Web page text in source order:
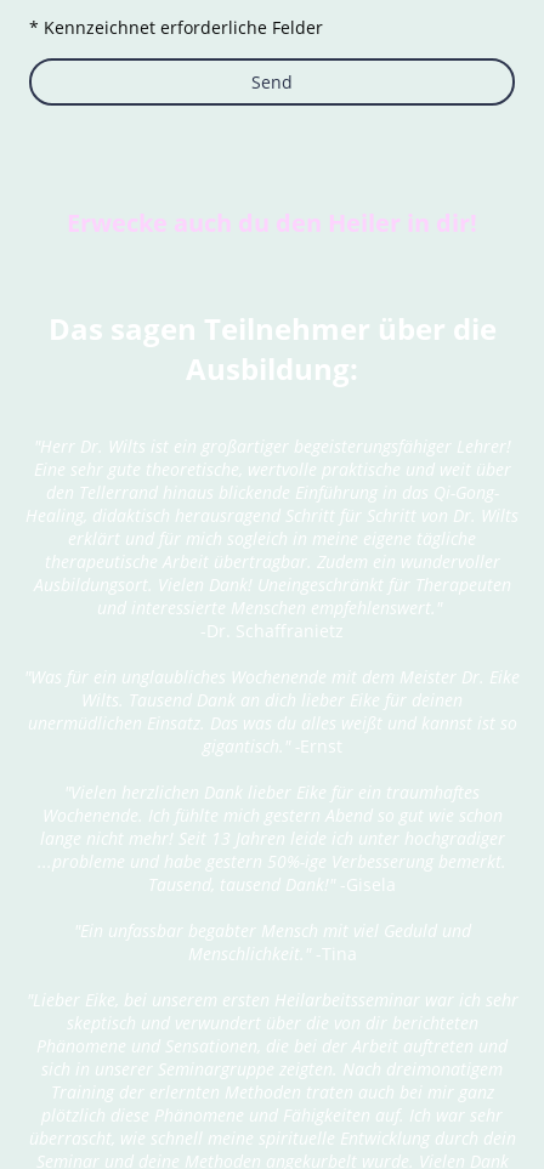
* Kennzeichnet erforderliche Felder
Send
Erwecke auch du den Heiler in dir!
Das sagen Teilnehmer über die
Ausbildung:
"Herr Dr. Wilts ist ein großartiger begeisterungsfähiger Lehrer!
Eine sehr gute theoretische, wertvolle praktische und weit über
den Tellerrand hinaus blickende Einführung in das Qi-Gong-
Healing, didaktisch herausragend Schritt für Schritt von Dr. Wilts
erklärt und für mich sogleich in meine eigene tägliche
therapeutische Arbeit übertragbar. Zudem ein wundervoller
Ausbildungsort. Vielen Dank! Uneingeschränkt für Therapeuten
und interessierte Menschen empfehlenswert."
-Dr. Schaffranietz
"Was für ein unglaubliches Wochenende mit dem Meister Dr. Eike
Wilts. Tausend Dank an dich lieber Eike für deinen
unermüdlichen Einsatz. Das was du alles weißt und kannst ist so
gigantisch." -Ernst
"Vielen herzlichen Dank lieber Eike für ein traumhaftes
Wochenende. Ich fühlte mich gestern Abend so gut wie schon
lange nicht mehr! Seit 13 Jahren leide ich unter hochgradiger
...probleme und habe gestern 50%-ige Verbesserung bemerkt.
Tausend, tausend Dank!" -Gisela
"Ein unfassbar begabter Mensch mit viel Geduld und
Menschlichkeit."-Tina
"Lieber Eike, bei unserem ersten Heilarbeitsseminar war ich sehr
skeptisch und verwundert über die von dir berichteten
Phänomene und Sensationen, die bei der Arbeit auftreten und
sich in unserer Seminargruppe zeigten. Nach dreimonatigem
Training der erlernten Methoden traten auch bei mir ganz
plötzlich diese Phänomene und Fähigkeiten auf. Ich war sehr
überrascht, wie schnell meine spirituelle Entwicklung durch dein
Seminar und deine Methoden angekurbelt wurde. Vielen Dank